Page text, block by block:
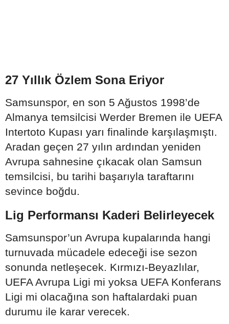
27 Yıllık Özlem Sona Eriyor
Samsunspor, en son 5 Ağustos 1998’de
Almanya temsilcisi Werder Bremen ile UEFA
Intertoto Kupası yarı finalinde karşılaşmıştı.
Aradan geçen 27 yılın ardından yeniden
Avrupa sahnesine çıkacak olan Samsun
temsilcisi, bu tarihi başarıyla taraftarını
sevince boğdu.
Lig Performansı Kaderi Belirleyecek
Samsunspor’un Avrupa kupalarında hangi
turnuvada mücadele edeceği ise sezon
sonunda netleşecek. Kırmızı-Beyazlılar,
UEFA Avrupa Ligi mi yoksa UEFA Konferans
Ligi mi olacağına son haftalardaki puan
durumu ile karar verecek.